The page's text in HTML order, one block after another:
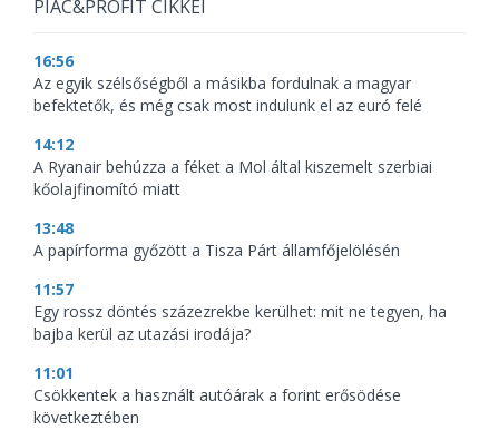
PIAC&PROFIT CIKKEI
16:56
Az egyik szélsőségből a másikba fordulnak a magyar
befektetők, és még csak most indulunk el az euró felé
14:12
A Ryanair behúzza a féket a Mol által kiszemelt szerbiai
kőolajfinomító miatt
13:48
A papírforma győzött a Tisza Párt államfőjelölésén
11:57
Egy rossz döntés százezrekbe kerülhet: mit ne tegyen, ha
bajba kerül az utazási irodája?
11:01
Csökkentek a használt autóárak a forint erősödése
következtében